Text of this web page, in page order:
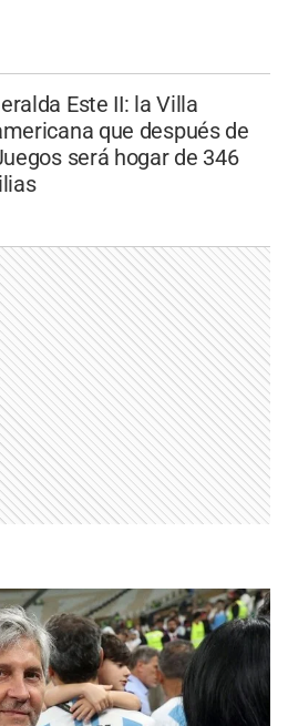
Este II: la Villa
que después de
será hogar de 346